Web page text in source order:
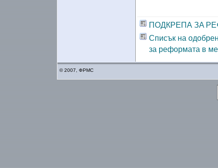
ПОДКРЕПА ЗA
Списък на
за реформата в
© 2007, ФРМС